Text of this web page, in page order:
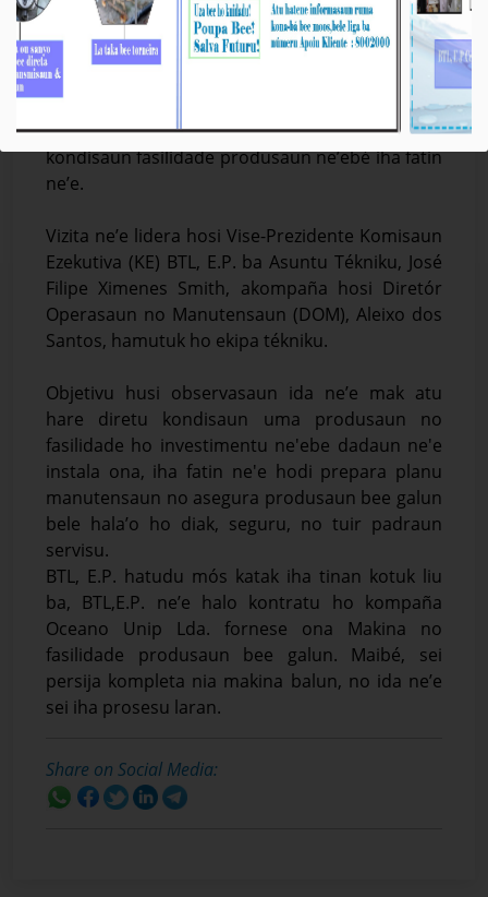
Média_BTL, E.P April-29-2026
Dili, 29 Abríl 2026 – Bee Timor-Leste, E.P. (BTL,
E.P.) halo vizita ba fatin produsaun bee galun
iha suku Manleuana, Postu Administrativu
Metinaro, Munisípiu Dili, hodi observa no avalia
kondisaun fasilidade produsaun ne’ebé iha fatin
ne’e.
Vizita ne’e lidera hosi Vise-Prezidente Komisaun
Ezekutiva (KE) BTL, E.P. ba Asuntu Tékniku, José
Filipe Ximenes Smith, akompaña hosi Diretór
Operasaun no Manutensaun (DOM), Aleixo dos
Santos, hamutuk ho ekipa tékniku.
Objetivu husi observasaun ida ne’e mak atu
hare diretu kondisaun uma produsaun no
fasilidade ho investimentu ne'ebe dadaun ne'e
instala ona, iha fatin ne'e hodi prepara planu
manutensaun no asegura produsaun bee galun
bele hala’o ho diak, seguru, no tuir padraun
servisu.
BTL, E.P. hatudu mós katak iha tinan kotuk liu
ba, BTL,E.P. ne’e halo kontratu ho kompaña
Oceano Unip Lda. fornese ona Makina no
fasilidade produsaun bee galun. Maibé, sei
persija kompleta nia makina balun, no ida ne’e
sei iha prosesu laran.
Share on Social Media: